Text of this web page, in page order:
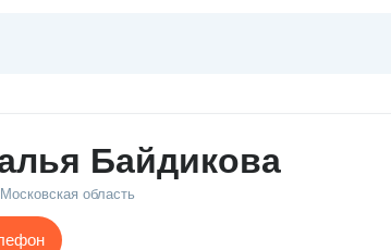
Байдикова
область